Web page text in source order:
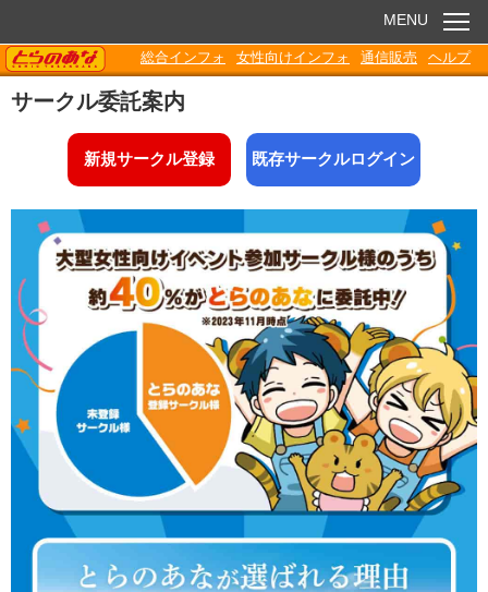
お知らせ
電子書籍
Q&A
各種ダウンロード
MENU
TORANOANA
総合インフォ 女性向けインフォ 通信販売 ヘルプ
サークル委託案内
新規サークル登録 既存サークルログイン